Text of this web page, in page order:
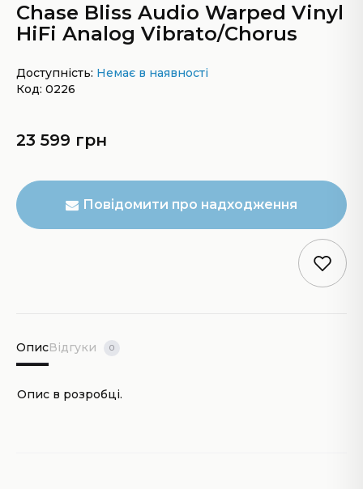
Chase Bliss Audio Warped Vinyl
HiFi Analog Vibrato/Chorus
Доступність: Немає в наявності
Код: 0226
23 599 грн
Повідомити про надходження
ОписВідгуки 0
Опис в розробці.